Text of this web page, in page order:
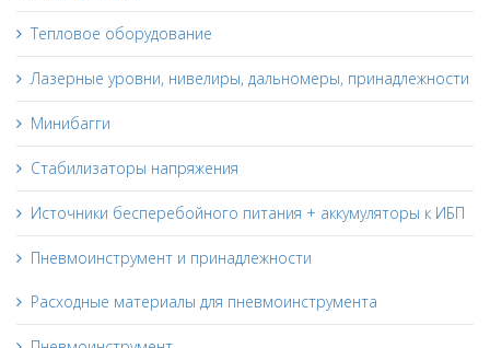
Тепловое оборудование
Лазерные уровни, нивелиры, дальномеры, принадлежности
Минибагги
Стабилизаторы напряжения
Источники бесперебойного питания + аккумуляторы к ИБП
Пневмоинструмент и принадлежности
Расходные материалы для пневмоинструмента